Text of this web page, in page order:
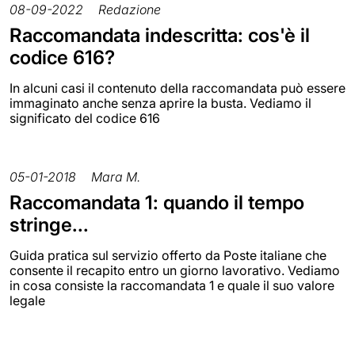
08-09-2022 Redazione
Raccomandata indescritta: cos'è il
codice 616?
In alcuni casi il contenuto della raccomandata può essere
immaginato anche senza aprire la busta. Vediamo il
significato del codice 616
05-01-2018 Mara M.
Raccomandata 1: quando il tempo
stringe...
Guida pratica sul servizio offerto da Poste italiane che
consente il recapito entro un giorno lavorativo. Vediamo
in cosa consiste la raccomandata 1 e quale il suo valore
legale